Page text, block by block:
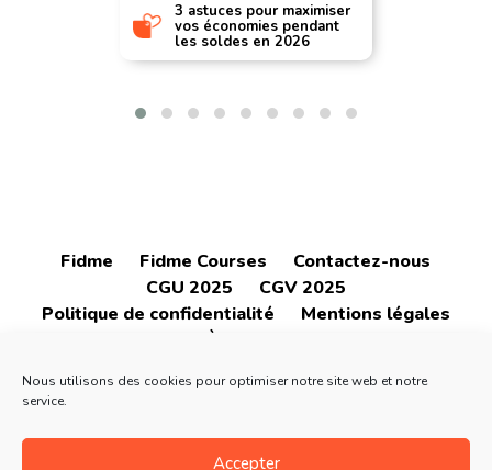
Nous utilisons des cookies pour optimiser notre site web et notre
service.
Accepter
3 astuces pour maximiser
vos économies pendant
les soldes en 2026
Fidme Fidme Courses
Contactez-nous
CGU 2025
CGV 2025
Politique de confidentialité
Mentions légales
À propos